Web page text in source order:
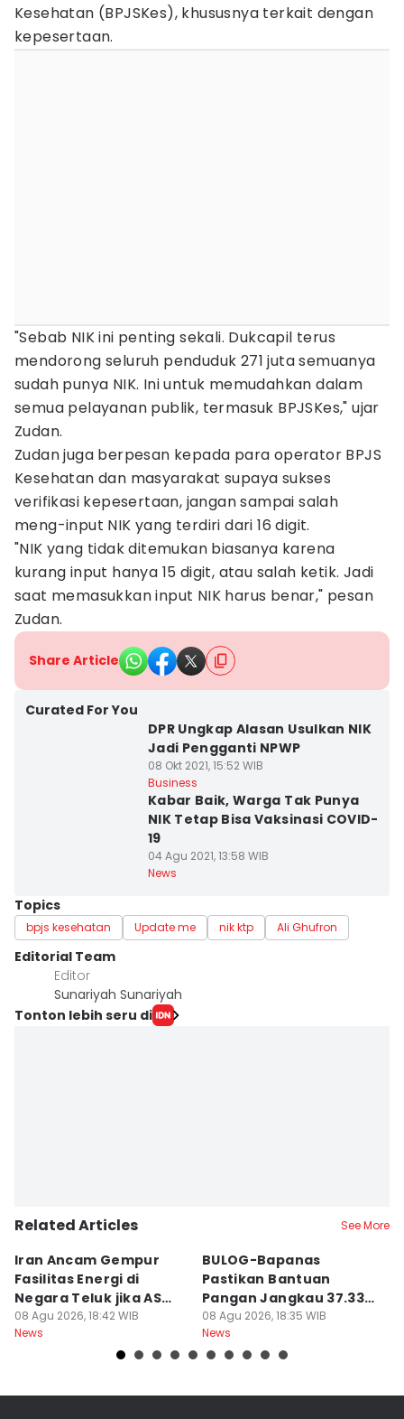
Kesehatan (BPJSKes), khususnya terkait dengan
kepesertaan.
"Sebab NIK ini penting sekali. Dukcapil terus
mendorong seluruh penduduk 271 juta semuanya
sudah punya NIK. Ini untuk memudahkan dalam
semua pelayanan publik, termasuk BPJSKes," ujar
Zudan.
Zudan juga berpesan kepada para operator BPJS
Kesehatan dan masyarakat supaya sukses
verifikasi kepesertaan, jangan sampai salah
meng-input NIK yang terdiri dari 16 digit.
"NIK yang tidak ditemukan biasanya karena
kurang input hanya 15 digit, atau salah ketik. Jadi
saat memasukkan input NIK harus benar," pesan
Zudan.
Share Article
Curated For You
DPR Ungkap Alasan Usulkan NIK
Jadi Pengganti NPWP
08 Okt 2021, 15:52 WIB
Business
Kabar Baik, Warga Tak Punya
NIK Tetap Bisa Vaksinasi COVID-
19
04 Agu 2021, 13:58 WIB
News
Topics
bpjs kesehatan Update me nik ktp Ali Ghufron
Editorial Team
Editor
Sunariyah Sunariyah
Tonton lebih seru di
Related Articles See More
Iran Ancam Gempur
Fasilitas Energi di
Negara Teluk jika AS
Menyerang
08 Agu 2026, 18:42 WIB
News
BULOG-Bapanas
Pastikan Bantuan
Pangan Jangkau 37.338
Penerima di Alor
08 Agu 2026, 18:35 WIB
News